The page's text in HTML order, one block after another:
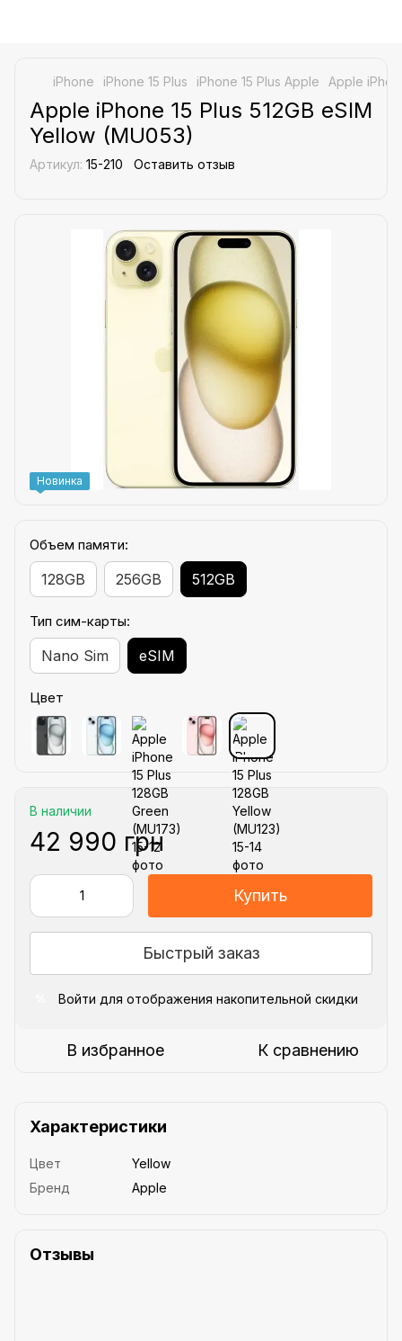
iPhone iPhone 15 Plus iPhone 15 Plus Apple Apple
Apple iPhone 15 Plus 512GB eSIM
Yellow (MU053)
Артикул: 15-210 Оставить отзыв
Новинка
Объем памяти:
128GB 256GB 512GB
Тип сим-карты:
Nano Sim eSIM
Цвет
В наличии
42 990 грн
Купить
Быстрый заказ
Войти для отображения накопительной скидки
В избранное К сравнению
Характеристики
Цвет
Yellow
Бренд
Apple
Отзывы